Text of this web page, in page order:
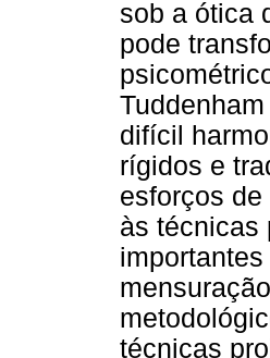
sob a ótica
pode
difícil
rígidos e
esforços
às técnicas
técnicas